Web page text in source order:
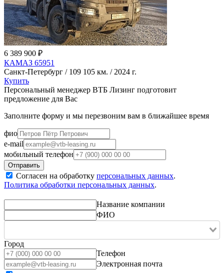
6 389 900 ₽
КАМАЗ 65951
Санкт-Петербург / 109 105 км. / 2024 г.
Купить
Персональный менеджер ВТБ Лизинг подготовит
предложение для Вас
Заполните форму и мы перезвоним вам в ближайшее время
фио
e-mail
мобильный телефон
Согласен на обработку персональных данных.
Политика обработки персональных данных.
Название компании
ФИО
Город
Телефон
Электронная почта